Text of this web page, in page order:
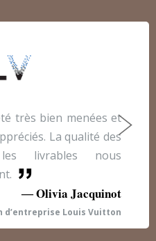
très bien menées et
La qualité des
livrables nous
Olivia Jacquinot
d’entreprise Louis Vuitton